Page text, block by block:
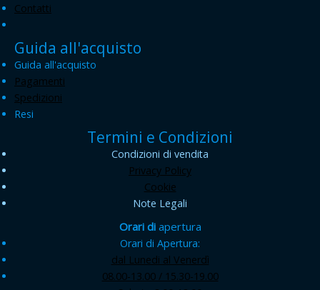
Contatti
Guida all'acquisto
Guida all'acquisto
Pagamenti
Spedizioni
Resi
Termini e Condizioni
Condizioni di vendita
Privacy Policy
Cookie
Note Legali
Orari diapertura
Orari di Apertura:
dal Lunedi al Venerdì
08.00-13.00 / 15.30-19.00